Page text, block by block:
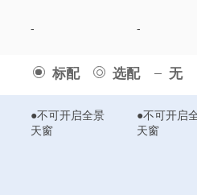
标配 选配 无
- -
●不可开启全景
天窗
●不可开启
天窗